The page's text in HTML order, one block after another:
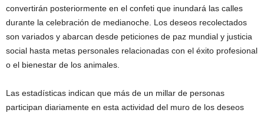
convertirán posteriormente en el confeti que inundará las calles
durante la celebración de medianoche. Los deseos recolectados
son variados y abarcan desde peticiones de paz mundial y justicia
social hasta metas personales relacionadas con el éxito profesional
o el bienestar de los animales.
Las estadísticas indican que más de un millar de personas
participan diariamente en esta actividad del muro de los deseos